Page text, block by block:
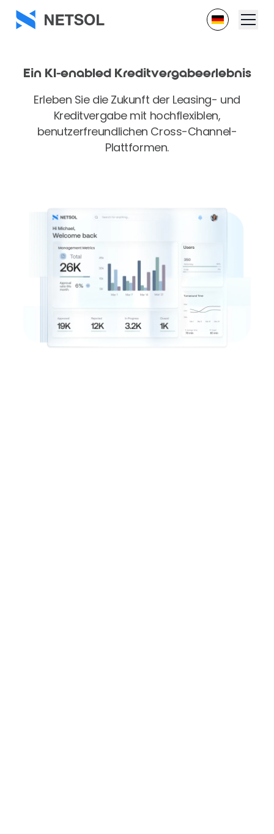
Ein KI-enabledKreditvergabeerlebnis
Erleben Sie die Zukunft der Leasing- und
Kreditvergabe mit hochflexiblen,
benutzerfreundlichen Cross-Channel-
Plattformen.